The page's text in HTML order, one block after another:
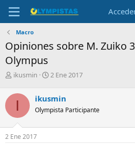
Macro
Opiniones sobre M. Zuiko
Olympus
I
i
a
d
o
ikusmin
F
h
a
e
2 Ene 2017
I ikusmin
Olympista Participante
2 Ene 2017